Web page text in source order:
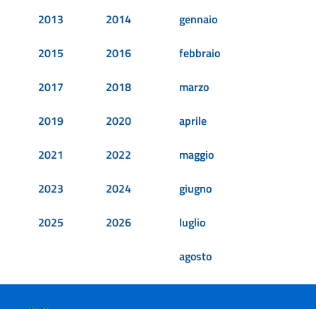
2013
2014
2015
2016
2017
2018
2019
2020
2021
2022
2023
2024
2025
2026
gennaio
febbraio
marzo
aprile
maggio
giugno
luglio
agosto